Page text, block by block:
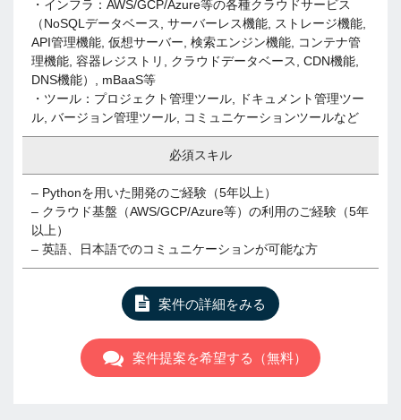
・インフラ：AWS/GCP/Azure等の各種クラウドサービス
（NoSQLデータベース, サーバーレス機能, ストレージ機能,
API管理機能, 仮想サーバー, 検索エンジン機能, コンテナ管
理機能, 容器レジストリ, クラウドデータベース, CDN機能,
DNS機能）, mBaaS等
・ツール：プロジェクト管理ツール, ドキュメント管理ツー
ル, バージョン管理ツール, コミュニケーションツールなど
必須スキル
– Pythonを用いた開発のご経験（5年以上）
– クラウド基盤（AWS/GCP/Azure等）の利用のご経験（5年
以上）
– 英語、日本語でのコミュニケーションが可能な方
案件の詳細をみる
案件提案を希望する（無料）